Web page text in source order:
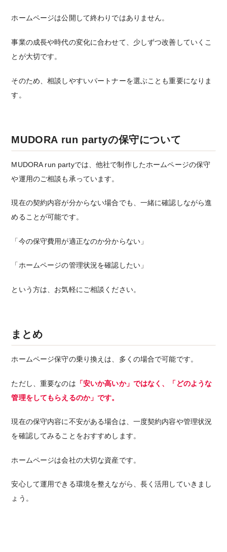
ホームページは公開して終わりではありません。
事業の成長や時代の変化に合わせて、少しずつ改善していくこ
とが大切です。
そのため、相談しやすいパートナーを選ぶことも重要になりま
す。
MUDORA run partyの保守について
MUDORA run partyでは、他社で制作したホームページの保守
や運用のご相談も承っています。
現在の契約内容が分からない場合でも、一緒に確認しながら進
めることが可能です。
「今の保守費用が適正なのか分からない」
「ホームページの管理状況を確認したい」
という方は、お気軽にご相談ください。
まとめ
ホームページ保守の乗り換えは、多くの場合で可能です。
ただし、重要なのは 「安いか高いか」ではなく、「どのような
管理をしてもらえるのか」です。
現在の保守内容に不安がある場合は、一度契約内容や管理状況
を確認してみることをおすすめします。
ホームページは会社の大切な資産です。
安心して運用できる環境を整えながら、長く活用していきまし
ょう。